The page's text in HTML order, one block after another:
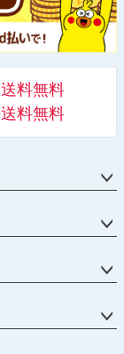
送料無料
送料無料